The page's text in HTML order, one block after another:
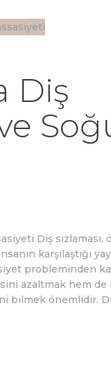
Diş
ve
Diş
karşılaştığı
probleminden
azaltmak hem
önemlidir. Diş